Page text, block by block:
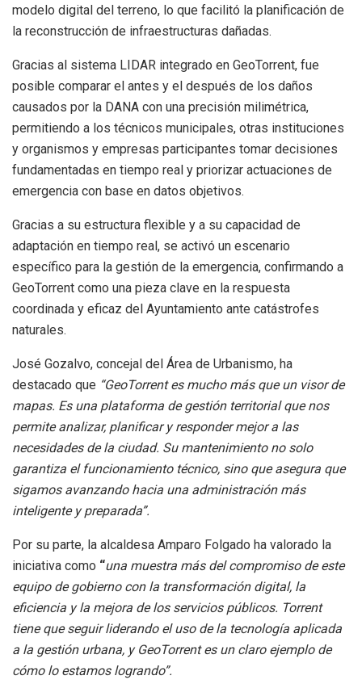
modelo digital del terreno, lo que facilitó la planificación de
la reconstrucción de infraestructuras dañadas.
Gracias al sistema LIDAR integrado en GeoTorrent, fue
posible comparar el antes y el después de los daños
causados por la DANA con una precisión milimétrica,
permitiendo a los técnicos municipales, otras instituciones
y organismos y empresas participantes tomar decisiones
fundamentadas en tiempo real y priorizar actuaciones de
emergencia con base en datos objetivos.
Gracias a su estructura flexible y a su capacidad de
adaptación en tiempo real, se activó un escenario
específico para la gestión de la emergencia, confirmando a
GeoTorrent como una pieza clave en la respuesta
coordinada y eficaz del Ayuntamiento ante catástrofes
naturales.
José Gozalvo, concejal del Área de Urbanismo, ha
destacado que “GeoTorrent es mucho más que un visor de
mapas. Es una plataforma de gestión territorial que nos
permite analizar, planificar y responder mejor a las
necesidades de la ciudad. Su mantenimiento no solo
garantiza el funcionamiento técnico, sino que asegura que
sigamos avanzando hacia una administración más
inteligente y preparada”.
Por su parte, la alcaldesa Amparo Folgado ha valorado la
iniciativa como “una muestra más del compromiso de este
equipo de gobierno con la transformación digital, la
eficiencia y la mejora de los servicios públicos. Torrent
tiene que seguir liderando el uso de la tecnología aplicada
a la gestión urbana, y GeoTorrent es un claro ejemplo de
cómo lo estamos logrando”.